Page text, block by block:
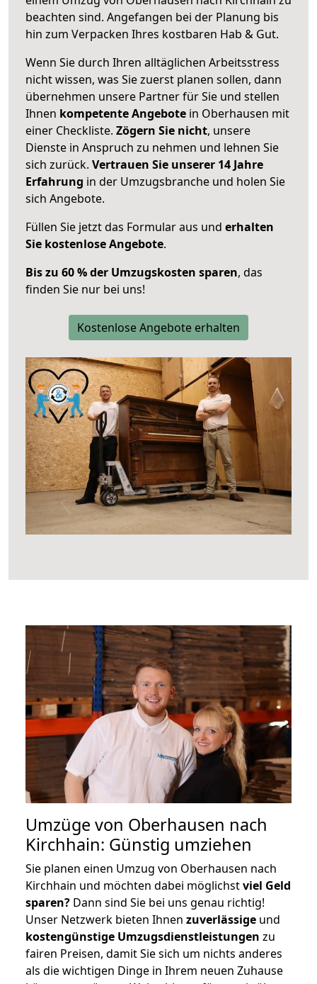
beachten sind. Angefangen bei der Planung bis
hin zum Verpacken Ihres kostbaren Hab & Gut.
Wenn Sie durch Ihren alltäglichen Arbeitsstress
nicht wissen, was Sie zuerst planen sollen, dann
übernehmen unsere Partner für Sie und stellen
Ihnen kompetente Angebote in Oberhausen mit
einer Checkliste. Zögern Sie nicht, unsere
Dienste in Anspruch zu nehmen und lehnen Sie
sich zurück. Vertrauen Sie unserer 14 Jahre
Erfahrung in der Umzugsbranche und holen Sie
sich Angebote.
Füllen Sie jetzt das Formular aus und erhalten
Sie kostenlose Angebote.
Bis zu 60 % der Umzugskosten sparen, das
finden Sie nur bei uns!
Kostenlose Angebote erhalten
Umzüge von Oberhausen nach
Kirchhain: Günstig umziehen
Sie planen einen Umzug von Oberhausen nach
Kirchhain und möchten dabei möglichstviel Geld
sparen? Dann sind Sie bei uns genau richtig!
Unser Netzwerk bieten Ihnen zuverlässige und
kostengünstige Umzugsdienstleistungen zu
fairen Preisen, damit Sie sich um nichts anderes
als die wichtigen Dinge in Ihrem neuen Zuhause